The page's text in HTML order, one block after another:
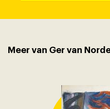
Meer van Ger van